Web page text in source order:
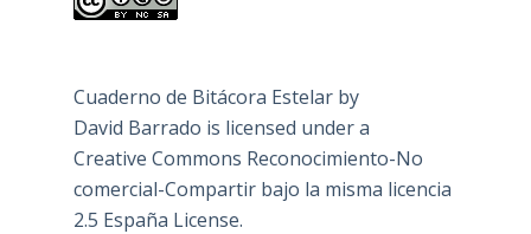
Cuaderno de Bitácora Estelarby
David Barrado is licensed under a
Creative Commons Reconocimiento-No
comercial-Compartir bajo la misma licencia
2.5 España License.